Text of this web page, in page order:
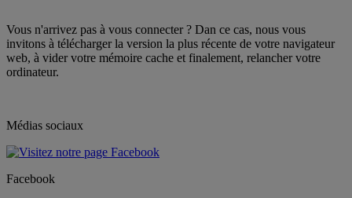
Vous n'arrivez pas à vous connecter ? Dan ce cas, nous vous
invitons à télécharger la version la plus récente de votre navigateur
web, à vider votre mémoire cache et finalement, relancher votre
ordinateur.
Médias sociaux
Facebook